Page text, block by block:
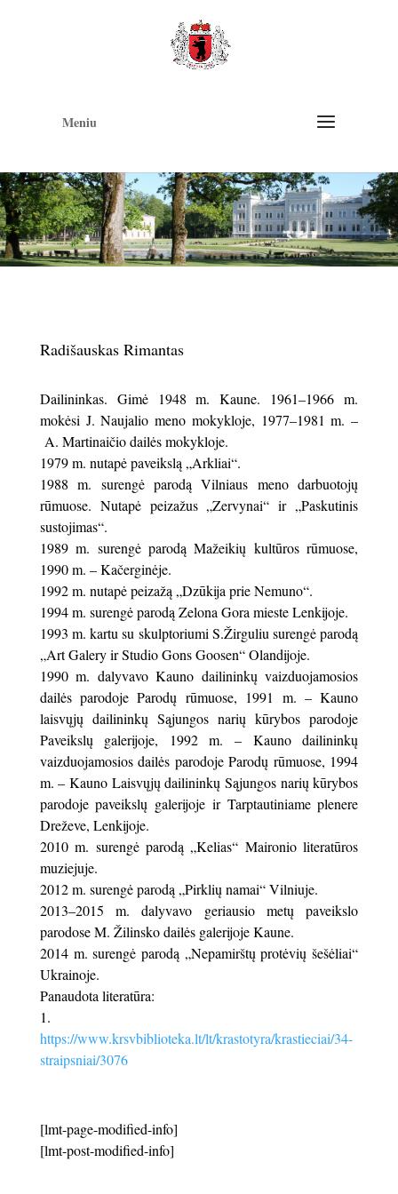
Meniu
Radišauskas Rimantas
Dailininkas. Gimė 1948 m. Kaune. 1961–1966 m.
mokėsi J. Naujalio meno mokykloje, 1977–1981 m. –
A. Martinaičio dailės mokykloje.
1979 m. nutapė paveikslą „Arkliai“.
1988 m. surengė parodą Vilniaus meno darbuotojų
rūmuose. Nutapė peizažus „Zervynai“ ir „Paskutinis
sustojimas“.
1989 m. surengė parodą Mažeikių kultūros rūmuose,
1990 m. – Kačerginėje.
1992 m. nutapė peizažą „Dzūkija prie Nemuno“.
1994 m. surengė parodą Zelona Gora mieste Lenkijoje.
1993 m. kartu su skulptoriumi S.Žirguliu surengė parodą
„Art Galery ir Studio Gons Goosen“ Olandijoje.
1990 m. dalyvavo Kauno dailininkų vaizduojamosios
dailės parodoje Parodų rūmuose, 1991 m. – Kauno
laisvųjų dailininkų Sąjungos narių kūrybos parodoje
Paveikslų galerijoje, 1992 m. – Kauno dailininkų
vaizduojamosios dailės parodoje Parodų rūmuose, 1994
m. – Kauno Laisvųjų dailininkų Sąjungos narių kūrybos
parodoje paveikslų galerijoje ir Tarptautiniame plenere
Dreževe, Lenkijoje.
2010 m. surengė parodą „Kelias“ Maironio literatūros
muziejuje.
2012 m. surengė parodą „Pirklių namai“ Vilniuje.
2013–2015 m. dalyvavo geriausio metų paveikslo
parodose M. Žilinsko dailės galerijoje Kaune.
2014 m. surengė parodą „Nepamirštų protėvių šešėliai“
Ukrainoje.
Panaudota literatūra:
https://www.krsvbiblioteka.lt/lt/krastotyra/krastieciai/34-
straipsniai/3076
[lmt-page-modified-info]
[lmt-post-modified-info]